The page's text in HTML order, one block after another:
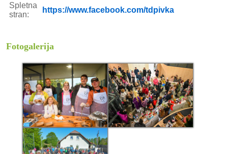
Spletna
stran:
https://www.facebook.com/tdpivka
Fotogalerija